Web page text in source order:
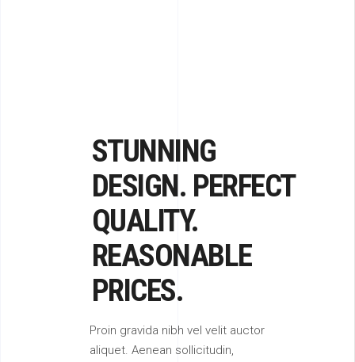
STUNNING
DESIGN. PERFECT
QUALITY.
REASONABLE
PRICES.
Proin gravida nibh vel velit auctor
aliquet. Aenean sollicitudin,